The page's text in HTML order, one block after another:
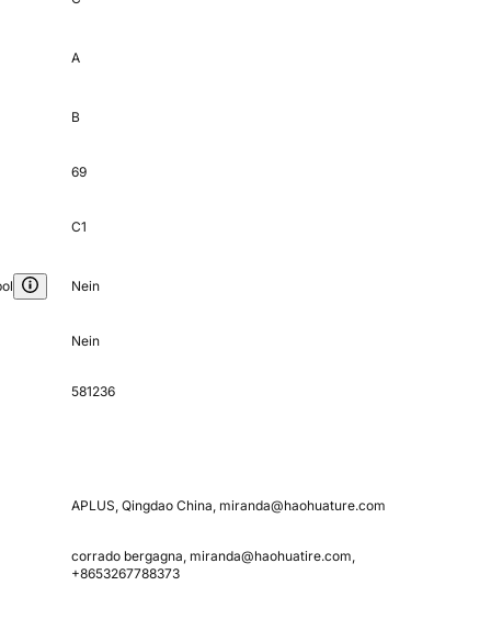
A
B
69
C1
Nein
Nein
581236
APLUS, Qingdao China, miranda@haohuature.com
corrado bergagna, miranda@haohuatire.com,
+8653267788373